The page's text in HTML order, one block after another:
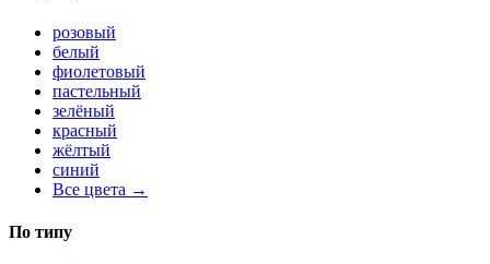
розовый
белый
фиолетовый
пастельный
зелёный
красный
жёлтый
синий
Все цвета →
По типу